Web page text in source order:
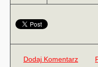
Dodaj Komentarz